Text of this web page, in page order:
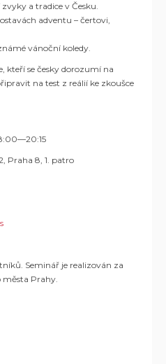
a tradice v Česku.
adventu – čertovi,
vánoční koledy.
kteří se česky dorozumí na
na test z reálií ke zkoušce
Praha 8, 1. patro
Seminář je realizován za
Prahy.